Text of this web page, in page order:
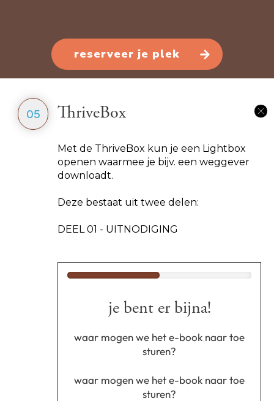
reserveer je plek
05 ThriveBox
Met de ThriveBox kun je een Lightbox
openen waarmee je bijv. een weggever
downloadt.
Deze bestaat uit twee delen:
DEEL 01 - UITNODIGING
je bent er bijna!
waar mogen we het e-book naar toe
sturen?
waar mogen we het e-book naar toe
sturen?